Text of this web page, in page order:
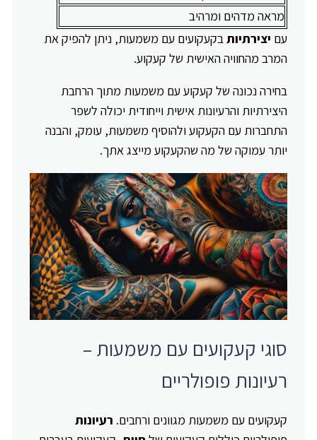
מראה מדהים ומרהיב
עם יצירתיותבקעקועים עם משמעות, ניתן להפיק את
המרב מהחוויה האישית של קעקוע.
בחירה נכונה של קעקוע עם משמעות מתוך הרחבת
היצירתיות והרעיונות אישית וייחודית יכולה לשפר
התחברות עם הקעקוע ולהוסיף משמעות, עומק, והבנה
יותר עמוקה של מה שהקעקוע מייצג אתך.
סוגי קעקועים עם משמעות –
רעיונות פופולריים
קעקועים עם משמעות מגוונים ורחבים. רעיונות